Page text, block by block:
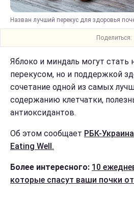
Назван лучший перекус для здоровья
Поделиться:
Яблоко и миндаль могут стать
перекусом, но и поддержкой
сочетание одной из самых
содержанию клетчатки,
антиоксидантов.
Об этом сообщает РБК-Украина
Eating Well.
Более интересного: 10
которые спасут ваши почки